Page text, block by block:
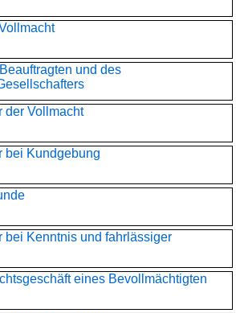
und des
der Vollmacht
bei Kundgebung
bei Kenntnis und fahrlässiger
eines Bevollmächtigten